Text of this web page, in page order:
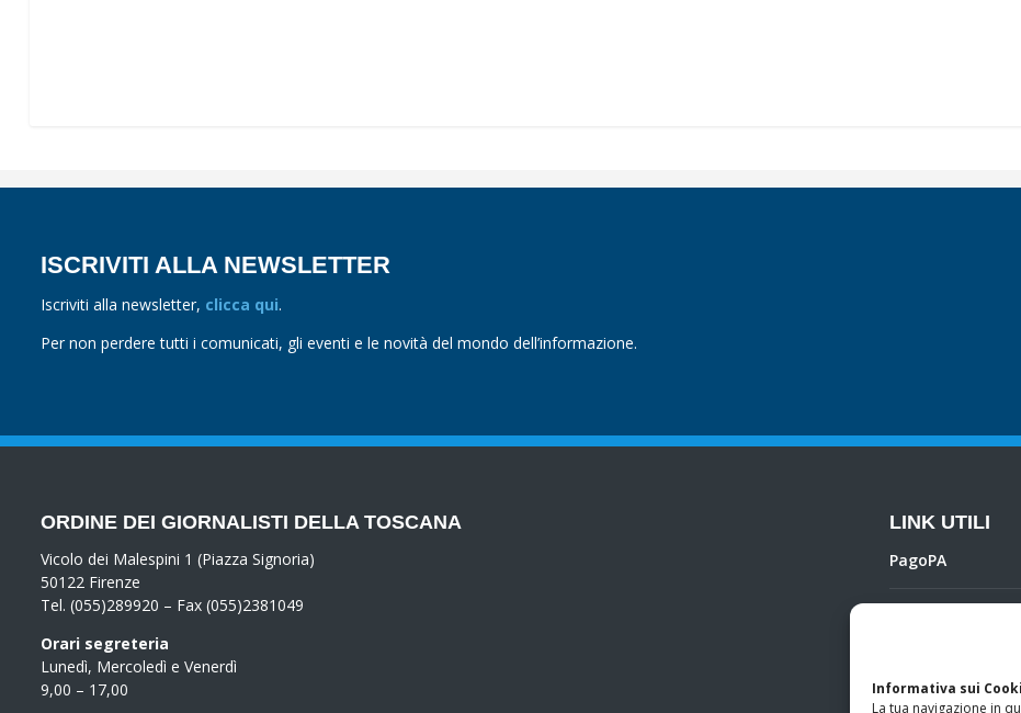
Informativa sui
La tua navigazione in
ISCRIVITI ALLA NEWSLETTER
Iscriviti alla newsletter, clicca qui.
Per non perdere tutti i comunicati, gli eventi e le novità del mondo dell’informazione.
ORDINE DEI GIORNALISTI DELLA TOSCANA
Vicolo dei Malespini 1 (Piazza Signoria)
50122 Firenze
Tel. (055)289920 – Fax (055)2381049
Orari segreteria
Lunedì, Mercoledì e Venerdì
9,00 – 17,00
LINK UTILI
PagoPA